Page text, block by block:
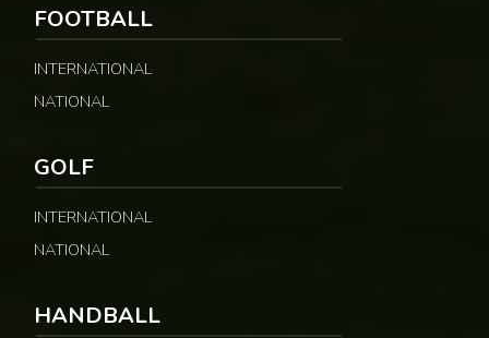
FOOTBALL
INTERNATIONAL
NATIONAL
GOLF
INTERNATIONAL
NATIONAL
HANDBALL